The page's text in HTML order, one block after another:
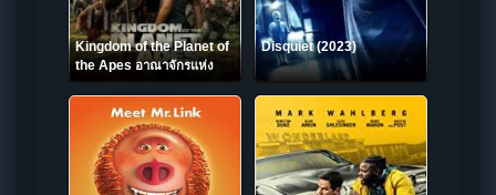
Kingdom of the Planet of
the Apes อาณาจักรแห่ง
พิภพวานร (2024)
Disquiet (2023)